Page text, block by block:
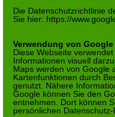
Die Datenschutzrichtlinie
Sie hier: https://
Verwendung von Google
Diese Webseite
Informationen visuell
Maps werden von Google
Kartenfunktionen durch
genutzt. Nähere
Google können Sie den
entnehmen. Dort können
persönlichen